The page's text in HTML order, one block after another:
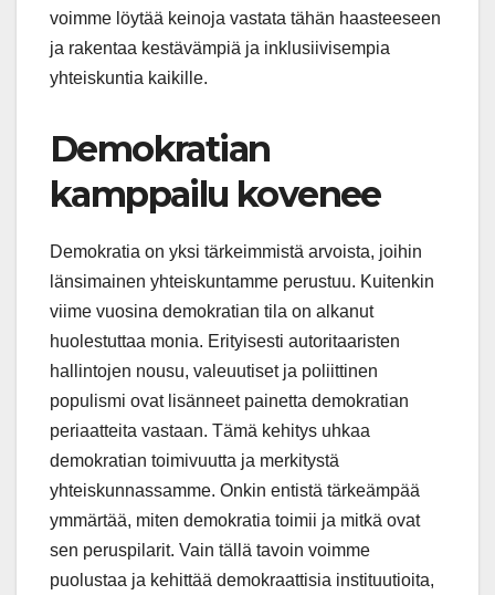
voimme löytää keinoja vastata tähän haasteeseen
ja rakentaa kestävämpiä ja inklusiivisempia
yhteiskuntia kaikille.
Demokratian
kamppailu kovenee
Demokratia on yksi tärkeimmistä arvoista, joihin
länsimainen yhteiskuntamme perustuu. Kuitenkin
viime vuosina demokratian tila on alkanut
huolestuttaa monia. Erityisesti autoritaaristen
hallintojen nousu, valeuutiset ja poliittinen
populismi ovat lisänneet painetta demokratian
periaatteita vastaan. Tämä kehitys uhkaa
demokratian toimivuutta ja merkitystä
yhteiskunnassamme. Onkin entistä tärkeämpää
ymmärtää, miten demokratia toimii ja mitkä ovat
sen peruspilarit. Vain tällä tavoin voimme
puolustaa ja kehittää demokraattisia instituutioita,